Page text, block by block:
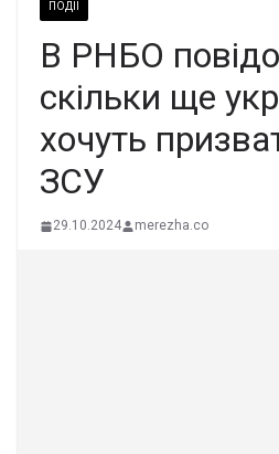
ПОДІЇ
В РНБО
скільки ще
хочуть
ЗСУ
29.10.2024 merezha.co